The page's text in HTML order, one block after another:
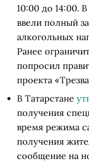
10:00 до 14:00.
ввели полный
алкогольных
Ранее
попросил
проекта
В Татарстане
получения
время режима
получения
сообщение на